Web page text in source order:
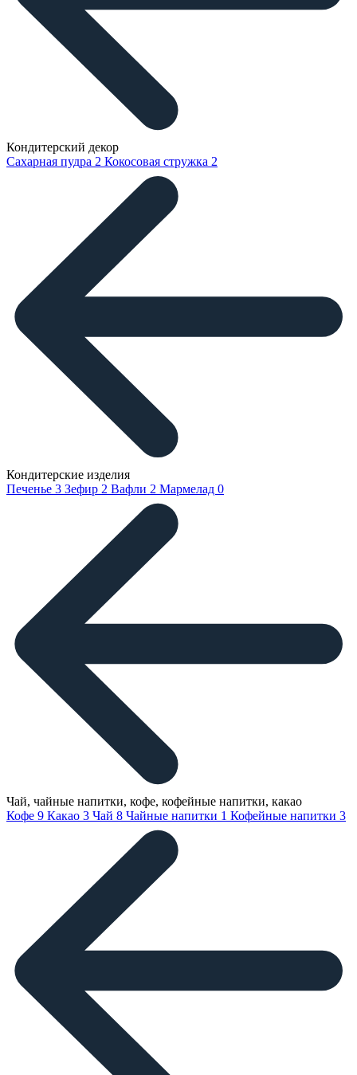
Кондитерский декор
Сахарная пудра 2 Кокосовая стружка 2
Кондитерские изделия
Печенье 3 Зефир 2 Вафли 2 Мармелад 0
Чай, чайные напитки, кофе, кофейные напитки, какао
Кофе 9 Какао 3 Чай 8 Чайные напитки 1 Кофейные напитки 3